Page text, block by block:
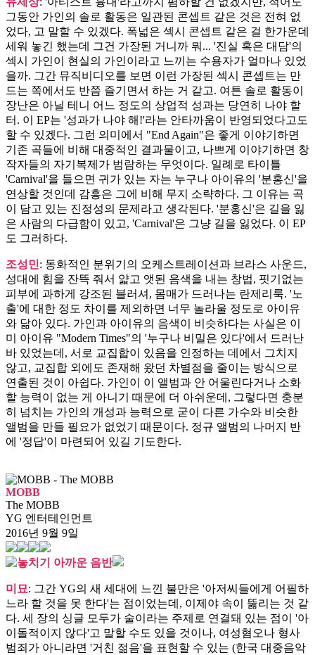
그동안 가인의 솔로 활동은 일관된 콘셉트 같은 것은 전혀 없
었다, 고 말할 수 있겠다. 폭넓은 섹시 콘셉트 같은 걸 한가운데
세워 놓긴 했는데 그건 가장된 거니까 뭐... '진실 혹은 대담'의
섹시 가인이 현실의 가인이라고 느끼는 수용자가 얼마나 있었
을까. 그간 뮤직비디오를 보면 이런 가장된 섹시 콘셉트는 만
드는 쪽에서도 반쯤 즐기면서 하는 거 같고. 여튼 솔로 활동이
장난은 아닐 테니 어느 정도의 상업적 성과는 당연히 나야 할
터. 이 EP는 '성과가 나야 해!'라는 안타까움이 반영되었다고도
할 수 있겠다. 그런 의미에서 "End Again"은 좋게 이야기하면
기존 곡들에 비해 대중적인 결과물이고, 나쁘게 이야기하면 창
작자들의 자기복제가 범람하는 무엇이다. 일례로 타이틀
'Carnival'을 들으면 귀가 있는 자는 누구나 아이유의 '분홍신'을
연상할 것인데 감흥은 그에 비해 무지 소략하다. 그 이유는 곡
이 담고 있는 진정성의 문제라고 생각된다. '분홍신'은 길을 잃
은 사람의 다급함이 있고, 'Carnival'은 그냥 길을 잃었다. 이 EP
도 그러하다.
조성민: 동화적인 분위기의 오케스트레이션과 브라스 사운드,
성대에 힘을 잔뜩 줘서 얇고 앳된 음색을 내는 창법, 핏기없는
피부에 과하게 강조된 블러셔, 몸매가 드러나는 란제리룩. '노
출'에 대한 정도 차이를 제외하면 너무 놀라울 정도로 아이유
와 닮아 있다. 가인과 아이유의 음색이 비슷하다는 사실은 이
미 아이유 "Modern Times"의 '누구나 비밀은 있다'에서 드러난
바 있었는데, 서로 교집합이 있음을 인정하는 데에서 그치지
않고, 교집합 외에도 존재해 왔던 차별점을 줄이는 방식으로
연출된 것이 아쉽다. 가인이 이 앨범과 안 어울린다거나 소화
할 능력이 없는 게 아니기 때문에 더 아쉬운데, 그렇다면 충분
히 넘치는 가인의 개성과 능력으로 굳이 다른 가수와 비슷한
앨범을 만들 필요가 없었기 때문이다. 정규 앨범의 나머지 반
에 '정답'이 마련되어 있길 기도한다.
MOBB
The MOBB
YG 엔터테인먼트
2016년 9월 9일
미묘: 그간 YG의 새 세대에 느낀 불만은 '아저씨들에게 어필하
느라 할 것을 못 한다'는 점이었는데, 이제야 속이 뚫리는 것 같
다. 세 장의 싱글 모두가 술이라는 주제로 연결돼 있는 점이 '아
이돌적이지 않다'고 말할 수도 있을 것이나, 여성혐오나 형사
범죄가 아니라면 '거친 젊음'을 표현할 수 있는 (한국 대중음악